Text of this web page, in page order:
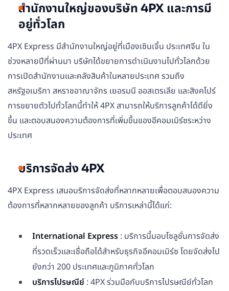
สำนักงานใหญ่ของบริษัท 4PX และการมี
อยู่ทั่วโลก
4PX Express มีสำนักงานใหญ่อยู่ที่เมืองเซินเจิ้น ประเทศจีน ใน
ช่วงหลายปีที่ผ่านมา บริษัทได้ขยายการดำเนินงานไปทั่วโลกด้วย
การเปิดสำนักงานและคลังสินค้าในหลายประเทศ รวมถึง
สหรัฐอเมริกา สหราชอาณาจักร เยอรมนี ออสเตรเลีย และสิงคโปร์
การขยายตัวไปทั่วโลกนี้ทำให้ 4PX สามารถให้บริการลูกค้าได้ดียิ่ง
ขึ้น และตอบสนองความต้องการที่เพิ่มขึ้นของอีคอมเมิร์ซระหว่าง
ประเทศ
บริการจัดส่ง 4PX
4PX Express เสนอบริการจัดส่งที่หลากหลายเพื่อตอบสนองความ
ต้องการที่หลากหลายของลูกค้า บริการเหล่านี้ได้แก่:
International Express : บริการนี้มอบโซลูชั่นการจัดส่ง
ที่รวดเร็วและเชื่อถือได้สำหรับธุรกิจอีคอมเมิร์ซ โดยจัดส่งไป
ยังกว่า 200 ประเทศและภูมิภาคทั่วโลก
บริการไปรษณีย์ : 4PX ร่วมมือกับบริการไปรษณีย์ทั่วโลก